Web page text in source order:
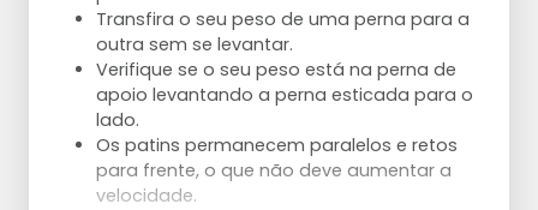
Transfira o seu peso de uma perna para a
outra sem se levantar.
Verifique se o seu peso está na perna de
apoio levantando a perna esticada para o
lado.
Os patins permanecem paralelos e retos
para frente, o que não deve aumentar a
velocidade.